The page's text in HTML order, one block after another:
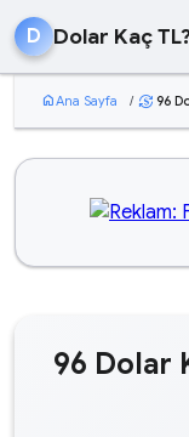
D Dolar Kaç
homeAna Sayfa / currency_exchange 96
96 Dolar